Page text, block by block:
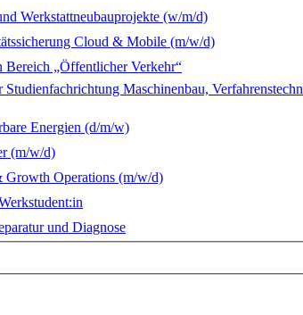
Werkstattneubauprojekte (w/m/d)
Cloud & Mobile (m/w/d)
Bereich „Öffentlicher Verkehr“
Maschinenbau,
Energien (d/m/w)
(m/w/d)
Growth Operations (m/w/d)
und Diagnose